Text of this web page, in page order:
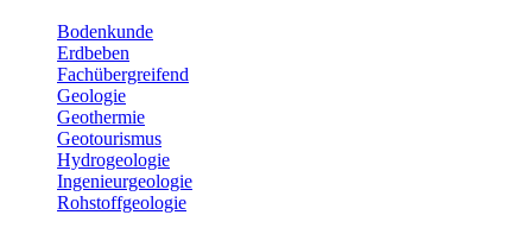
Bodenkunde
Erdbeben
Fachübergreifend
Geologie
Geothermie
Geotourismus
Hydrogeologie
Ingenieurgeologie
Rohstoffgeologie